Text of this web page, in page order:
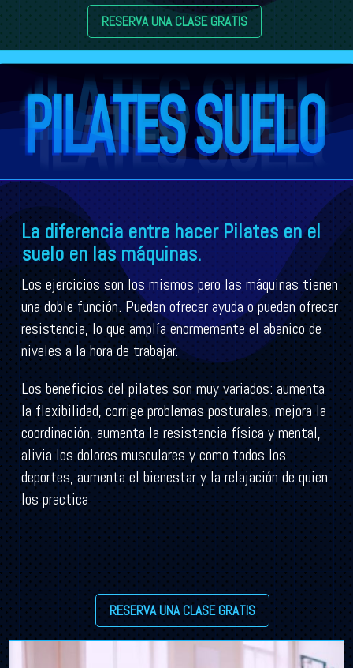
RESERVA UNA CLASE GRATIS
La diferencia entre hacer Pilates en el
suelo en las máquinas.
Los ejercicios son los mismos pero las máquinas tienen
una doble función. Pueden ofrecer ayuda o pueden ofrecer
resistencia, lo que amplía enormemente el abanico de
niveles a la hora de trabajar.
Los beneficios del pilates son muy variados: aumenta
la flexibilidad, corrige problemas posturales, mejora la
coordinación, aumenta la resistencia física y mental,
alivia los dolores musculares y como todos los
deportes, aumenta el bienestar y la relajación de quien
los practica
RESERVA UNA CLASE GRATIS